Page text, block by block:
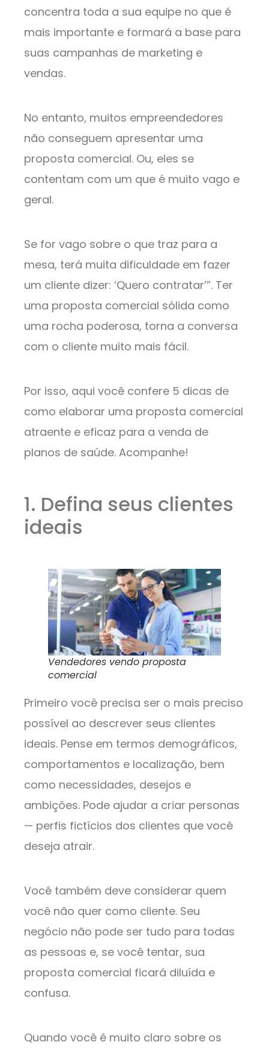
concentra toda a sua equipe no que é
mais importante e formará a base para
suas campanhas de marketing e
vendas.
No entanto, muitos empreendedores
não conseguem apresentar uma
proposta comercial. Ou, eles se
contentam com um que é muito vago e
geral.
Se for vago sobre o que traz para a
mesa, terá muita dificuldade em fazer
um cliente dizer: ‘Quero contratar’”. Ter
uma proposta comercial sólida como
uma rocha poderosa, torna a conversa
com o cliente muito mais fácil.
Por isso, aqui você confere 5 dicas de
como elaborar uma proposta comercial
atraente e eficaz para a venda de
planos de saúde. Acompanhe!
1. Defina seus clientes
ideais
Vendedores vendo proposta
comercial
Primeiro você precisa ser o mais preciso
possível ao descrever seus clientes
ideais. Pense em termos demográficos,
comportamentos e localização, bem
como necessidades, desejos e
ambições. Pode ajudar a criar personas
— perfis fictícios dos clientes que você
deseja atrair.
Você também deve considerar quem
você não quer como cliente. Seu
negócio não pode ser tudo para todas
as pessoas e, se você tentar, sua
proposta comercial ficará diluída e
confusa.
Quando você é muito claro sobre os